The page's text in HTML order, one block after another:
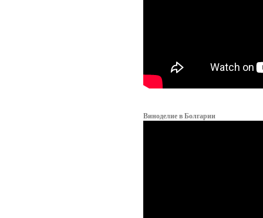
Виноделие в Болгарии